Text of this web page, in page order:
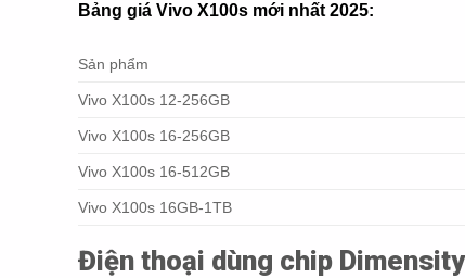
Bảng giá Vivo X100s mới nhất 2025:
Sản phẩm
Vivo X100s 12-256GB
Vivo X100s 16-256GB
Vivo X100s 16-512GB
Vivo X100s 16GB-1TB
Điện thoại dùng chip